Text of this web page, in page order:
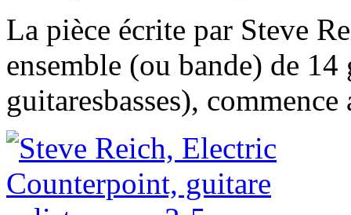
La pièce écrite par Steve
ensemble (ou bande) de
guitaresbasses),